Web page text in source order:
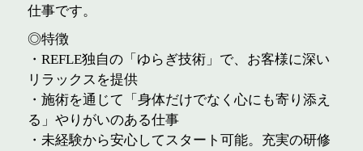
仕事です。
◎特徴
・REFLE独自の「ゆらぎ技術」で、お客様に深い
リラックスを提供
・施術を通じて「身体だけでなく心にも寄り添え
る」やりがいのある仕事
・未経験から安心してスタート可能。充実の研修